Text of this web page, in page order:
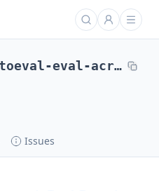
autoeval-eval-acronym_identification-default-29cb9d-45251145159
Issues